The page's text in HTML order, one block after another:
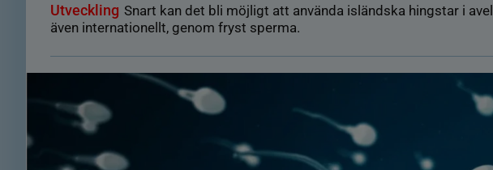
Utveckling Snart kan det bli möjligt att använda isländska hingstar i avel
även internationellt, genom fryst sperma.